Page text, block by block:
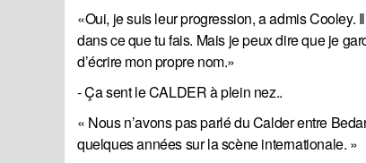
«Oui, je suis leur progression, a admis Cooley.
dans ce que tu fais. Mais je peux dire que je
d’écrire mon propre nom.»
- Ça sent le CALDER à plein nez..
« Nous n’avons pas parlé du Calder entre
quelques années sur la scène internationale. »